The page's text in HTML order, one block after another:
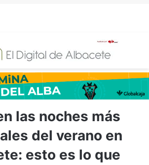
las noches más
del verano en
esto es lo que